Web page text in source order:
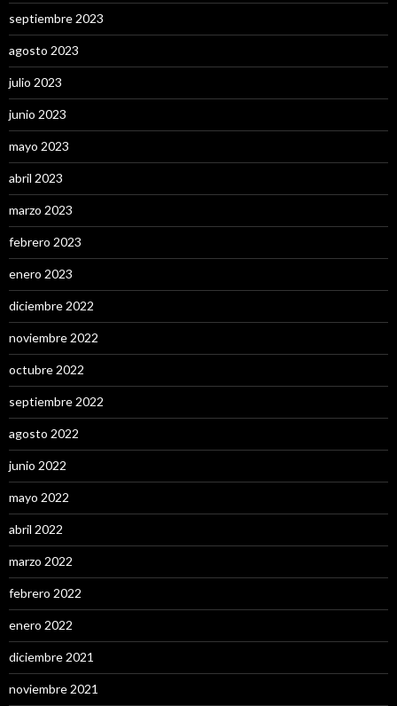
septiembre 2023
agosto 2023
julio 2023
junio 2023
mayo 2023
abril 2023
marzo 2023
febrero 2023
enero 2023
diciembre 2022
noviembre 2022
octubre 2022
septiembre 2022
agosto 2022
junio 2022
mayo 2022
abril 2022
marzo 2022
febrero 2022
enero 2022
diciembre 2021
noviembre 2021